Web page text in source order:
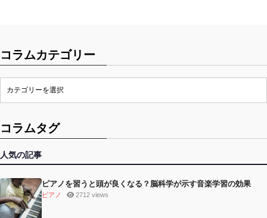
コラムカテゴリー
コラムタグ
人気の記事
ピアノを習うと頭が良くなる？脳科学が示す音楽学習の効果
ピアノ 2712 views